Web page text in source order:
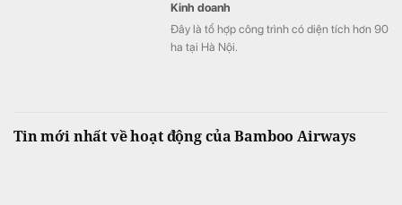
Kinh doanh
Đây là tổ hợp công trình có diện tích hơn 90
ha tại Hà Nội.
Tin mới nhất về hoạt động của Bamboo Airways